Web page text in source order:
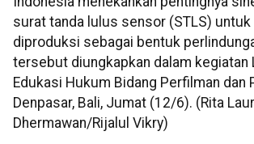
surat tanda lulus sensor (STLS) untuk
diproduksi sebagai bentuk
tersebut diungkapkan dalam kegiatan
Edukasi Hukum Bidang Perfilman dan
Denpasar, Bali, Jumat (12/6). (Rita
Dhermawan/Rijalul Vikry)